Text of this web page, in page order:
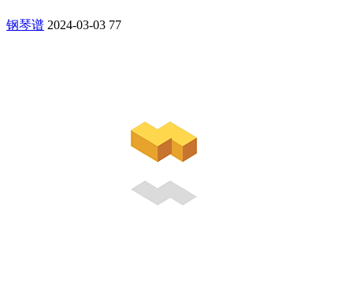
钢琴谱 2024-03-03 77